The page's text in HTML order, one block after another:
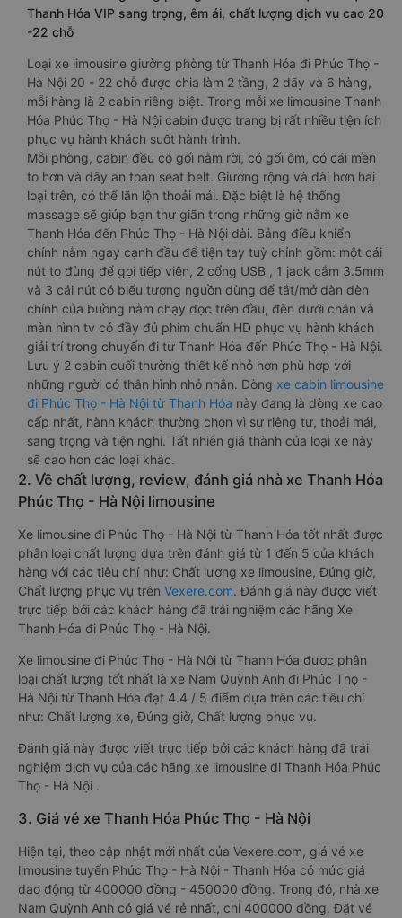
Thanh Hóa VIP sang trọng, êm ái, chất lượng dịch vụ cao 20
-22 chỗ
Loại xe limousine giường phòng từ Thanh Hóa đi Phúc Thọ -
Hà Nội 20 - 22 chỗ được chia làm 2 tầng, 2 dãy và 6 hàng,
mỗi hàng là 2 cabin riêng biệt. Trong mỗi xe limousine Thanh
Hóa Phúc Thọ - Hà Nội cabin được trang bị rất nhiều tiện ích
phục vụ hành khách suốt hành trình.
Mỗi phòng, cabin đều có gối nằm rời, có gối ôm, có cái mền
to hơn và dây an toàn seat belt. Giường rộng và dài hơn hai
loại trên, có thể lăn lộn thoải mái. Đặc biệt là hệ thống
massage sẽ giúp bạn thư giãn trong những giờ nằm xe
Thanh Hóa đến Phúc Thọ - Hà Nội dài. Bảng điều khiển
chính nằm ngay cạnh đầu để tiện tay tuỳ chỉnh gồm: một cái
nút to đùng để gọi tiếp viên, 2 cổng USB , 1 jack cắm 3.5mm
và 3 cái nút có biểu tượng nguồn dùng để tắt/mở dàn đèn
chính của buồng nằm chạy dọc trên đầu, đèn dưới chân và
màn hình tv có đầy đủ phim chuẩn HD phục vụ hành khách
giải trí trong chuyến đi từ Thanh Hóa đến Phúc Thọ - Hà Nội.
Lưu ý 2 cabin cuối thường thiết kế nhỏ hơn phù hợp với
những người có thân hình nhỏ nhắn. Dòng xe cabin limousine
đi Phúc Thọ - Hà Nội từ Thanh Hóa này đang là dòng xe cao
cấp nhất, hành khách thường chọn vì sự riêng tư, thoải mái,
sang trọng và tiện nghi. Tất nhiên giá thành của loại xe này
sẽ cao hơn các loại khác.
2. Về chất lượng, review, đánh giá nhà xe Thanh Hóa
Phúc Thọ - Hà Nội limousine
Xe limousine đi Phúc Thọ - Hà Nội từ Thanh Hóa tốt nhất được
phân loại chất lượng dựa trên đánh giá từ 1 đến 5 của khách
hàng với các tiêu chí như: Chất lượng xe limousine, Đúng giờ,
Chất lượng phục vụ trên Vexere.com. Đánh giá này được viết
trực tiếp bởi các khách hàng đã trải nghiệm các hãng Xe
Thanh Hóa đi Phúc Thọ - Hà Nội.
Xe limousine đi Phúc Thọ - Hà Nội từ Thanh Hóa được phân
loại chất lượng tốt nhất là xe Nam Quỳnh Anh đi Phúc Thọ -
Hà Nội từ Thanh Hóa đạt 4.4 / 5 điểm dựa trên các tiêu chí
như: Chất lượng xe, Đúng giờ, Chất lượng phục vụ.
Đánh giá này được viết trực tiếp bởi các khách hàng đã trải
nghiệm dịch vụ của các hãng xe limousine đi Thanh Hóa Phúc
Thọ - Hà Nội .
3. Giá vé xe Thanh Hóa Phúc Thọ - Hà Nội
Hiện tại, theo cập nhật mới nhất của Vexere.com, giá vé xe
limousine tuyến Phúc Thọ - Hà Nội - Thanh Hóa có mức giá
dao động từ 400000 đồng - 450000 đồng. Trong đó, nhà xe
Nam Quỳnh Anh có giá vé rẻ nhất, chỉ 400000 đồng. Đặt vé